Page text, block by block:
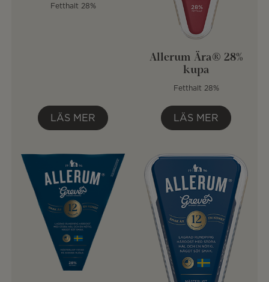
Fetthalt 28%
LÄS MER
Allerum Ära® 28%
kupa
Fetthalt 28%
LÄS MER